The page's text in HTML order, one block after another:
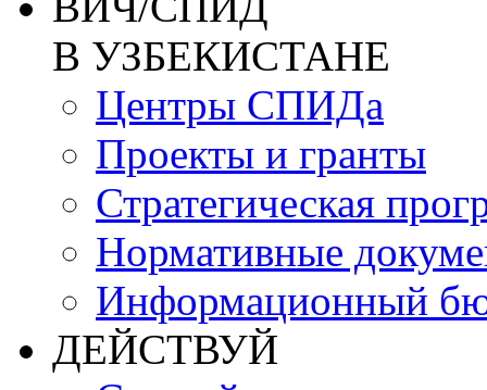
В УЗБЕКИСТАНЕ
Центры СПИДа
Проекты и гранты
Стратегическая
Нормативные
Информационный
ДЕЙСТВУЙ